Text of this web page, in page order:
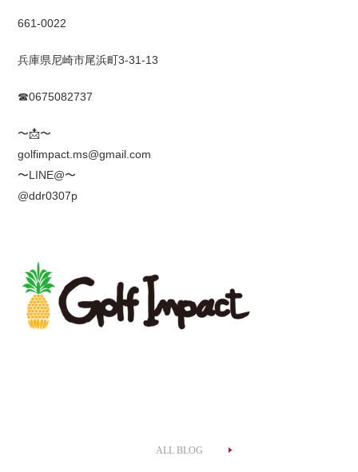
661-0022
兵庫県尼崎市尾浜町3-31-13
☎0675082737
〜📩〜
golfimpact.ms@gmail.com
〜LINE@〜
@ddr0307p
ALL BLOG